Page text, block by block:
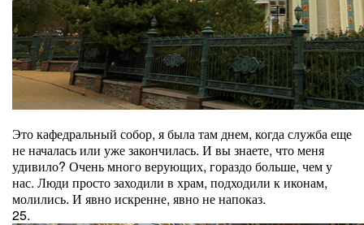
Это кафедральный собор, я была там днем, когда служба еще
не началась или уже закончилась. И вы знаете, что меня
удивило? Очень много верующих, гораздо больше, чем у
нас. Люди просто заходили в храм, подходили к иконам,
молились. И явно искренне, явно не напоказ.
25.